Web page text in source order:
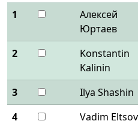
1
Алексей
Юртаев
2
Konstantin
Kalinin
3 Ilya Shashin
4
Vadim Eltsov